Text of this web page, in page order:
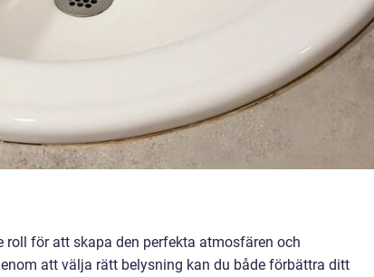
roll för att skapa den perfekta atmosfären och
att välja rätt belysning kan du både förbättra ditt